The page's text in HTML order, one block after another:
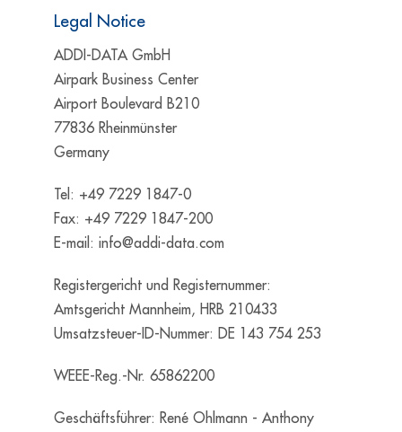
Legal Notice
ADDI-DATA GmbH
Airpark Business Center
Airport Boulevard B210
77836 Rheinmünster
Germany
Tel: +49 7229 1847-0
Fax: +49 7229 1847-200
E-mail: info@addi-data.com
Registergericht und Registernummer:
Amtsgericht Mannheim, HRB 210433
Umsatzsteuer-ID-Nummer: DE 143 754 253
WEEE-Reg.-Nr. 65862200
Geschäftsführer: René Ohlmann - Anthony